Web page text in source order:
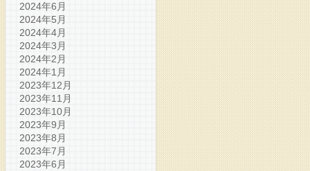
2024年6月
2024年5月
2024年4月
2024年3月
2024年2月
2024年1月
2023年12月
2023年11月
2023年10月
2023年9月
2023年8月
2023年7月
2023年6月